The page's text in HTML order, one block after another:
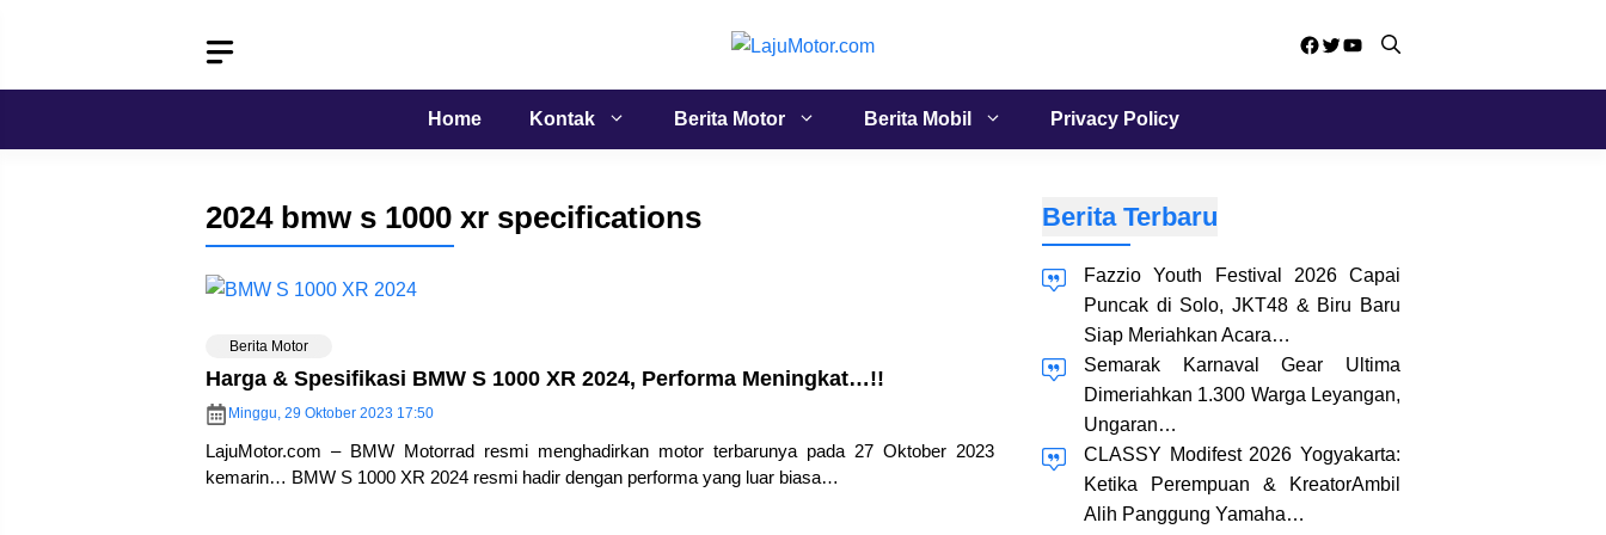
Facebook
Twitter
YouTube
Home Kontak Berita Motor Berita Mobil Privacy Policy
2024 bmw s 1000 xr specifications
Berita Motor
Harga & Spesifikasi BMW S 1000 XR 2024, Performa Meningkat…!!
Minggu, 29 Oktober 2023 17:50
LajuMotor.com – BMW Motorrad resmi menghadirkan motor terbarunya pada 27 Oktober 2023
kemarin… BMW S 1000 XR 2024 resmi hadir dengan performa yang luar biasa…
Berita Terbaru
Fazzio Youth Festival 2026 Capai
Puncak di Solo, JKT48 & Biru Baru
Siap Meriahkan Acara…
Semarak Karnaval Gear Ultima
Dimeriahkan 1.300 Warga Leyangan,
Ungaran…
CLASSY Modifest 2026 Yogyakarta:
Ketika Perempuan & KreatorAmbil
Alih Panggung Yamaha…